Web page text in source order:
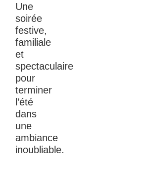
Une
soirée
festive,
familiale
et
spectaculaire
pour
terminer
l’été
dans
une
ambiance
inoubliable.